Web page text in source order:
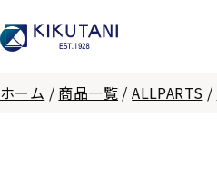
ホーム / 商品一覧 /ALLPARTS /